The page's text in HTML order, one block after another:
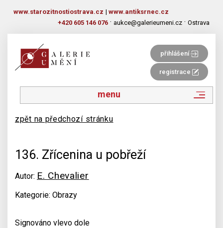
www.starozitnostiostrava.cz | www.antiksrnec.cz
+420 605 146 076 · aukce@galerieumeni.cz · Ostrava
přihlášení
registrace
menu
zpět na předchozí stránku
136. Zřícenina u pobřeží
Autor: E. Chevalier
Kategorie: Obrazy
Signováno vlevo dole